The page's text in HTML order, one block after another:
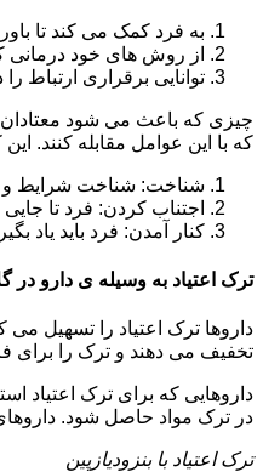
به فرد کمک می کند تا
از روش های خود درمانی
توانایی برقراری ارتباط
چیزی که باعث می شود
که با این عوامل مقابله کنند.
شناخت: شناخت شرایط و
اجتناب کردن: فرد تا
کنار آمدن: فرد باید یاد
ترک اعتیاد به وسیله ی دارو در
داروها ترک اعتیاد را تسهیل می
تخفیف می دهند و ترک را برای
داروهایی که برای ترک اعتیاد
در ترک مواد حاصل شود.
ترک اعتیاد با بنزودیازپین